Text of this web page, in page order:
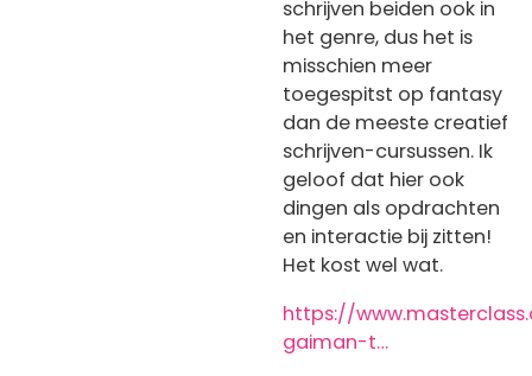
schrijven beiden ook in
het genre, dus het is
misschien meer
toegespitst op fantasy
dan de meeste creatief
schrijven-cursussen. Ik
geloof dat hier ook
dingen als opdrachten
en interactie bij zitten!
Het kost wel wat.
https://
gaiman-t…